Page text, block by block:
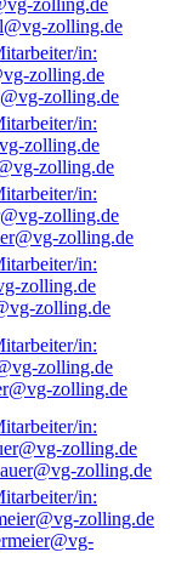
zolling.de
zolling.de
zolling.de
zolling.de
zolling.de
zolling.de
zolling.de